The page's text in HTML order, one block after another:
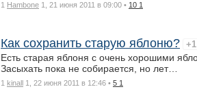
1 Hambone 1, 21 июня 2011 в 09:00 • 10 1
Как сохранить старую яблоню? +1
Есть старая яблоня с очень хорошими
Засыхать пока не собирается, но лет…
1 kinall 1, 22 июня 2011 в 12:46 • 5 1